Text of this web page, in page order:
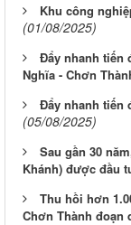
Khu công
(01/08/2025)
Đẩy nhanh tiến
Nghĩa - Chơn
Đẩy nhanh tiến
(05/08/2025)
Sau gần 30
Khánh) được đầu
Thu hồi hơn
Chơn Thành đoạn